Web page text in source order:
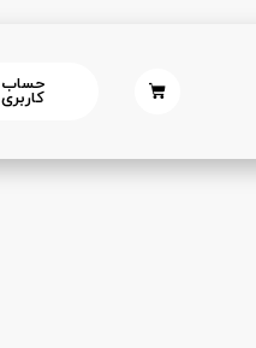
حساب
کاربری